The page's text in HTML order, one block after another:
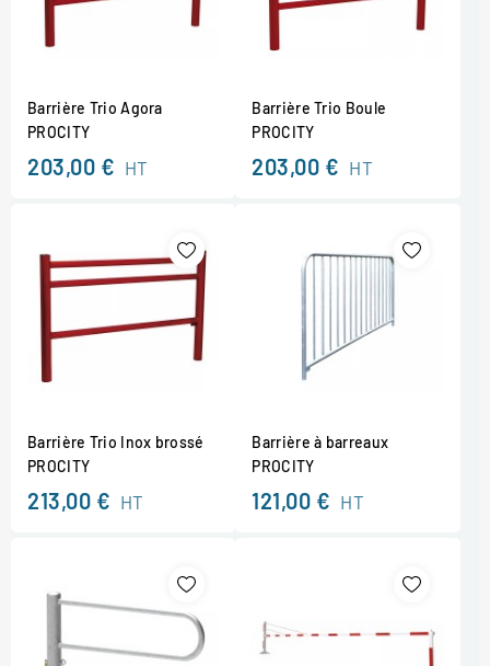
Barrière Trio Agora
PROCITY
203,00 € HT
Barrière Trio Boule
PROCITY
203,00 € HT
Barrière Trio Inox brossé
PROCITY
213,00 € HT
Barrière à barreaux
PROCITY
121,00 € HT